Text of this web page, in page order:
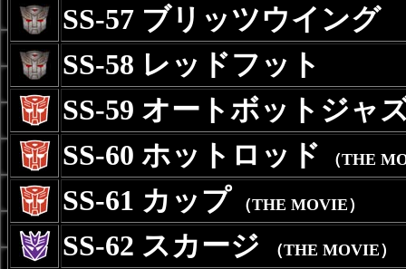
SS-57 ブリッツウイング
SS-58 レッドフット
SS-59 オートボットジャ
SS-60 ホットロッド
（THE
SS-61 カップ （THE MOVIE）
SS-62 スカージ （THE MOVIE）